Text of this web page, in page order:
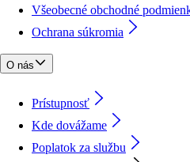
Všeobecné obchodné
Ochrana súkromia
O nás
Prístupnosť
Kde dovážame
Poplatok za službu